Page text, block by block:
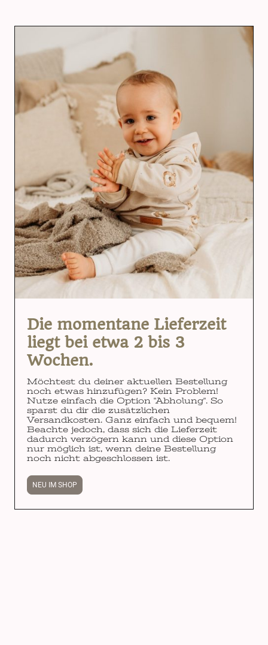
Die momentane Lieferzeit
liegt bei etwa 2 bis 3
Wochen.
Möchtest du deiner aktuellen Bestellung
noch etwas hinzufügen? Kein Problem!
Nutze einfach die Option "Abholung". So
sparst du dir die zusätzlichen
Versandkosten. Ganz einfach und bequem!
Beachte jedoch, dass sich die Lieferzeit
dadurch verzögern kann und diese Option
nur möglich ist, wenn deine Bestellung
noch nicht abgeschlossen ist.
NEU IM SHOP